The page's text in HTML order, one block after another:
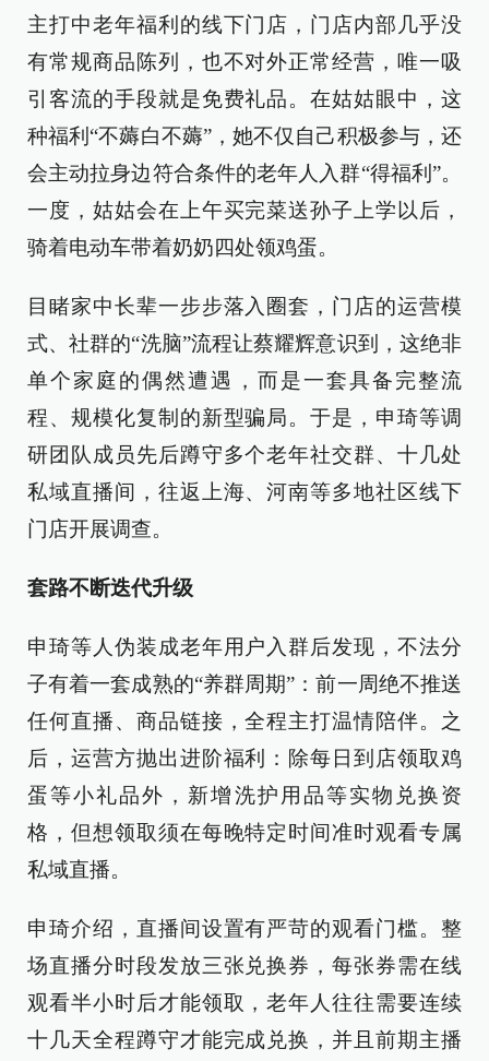
主打中老年福利的线下门店，门店内部几乎没
有常规商品陈列，也不对外正常经营，唯一吸
引客流的手段就是免费礼品。在姑姑眼中，这
种福利“不薅白不薅”，她不仅自己积极参与，还
会主动拉身边符合条件的老年人入群“得福利”。
一度，姑姑会在上午买完菜送孙子上学以后，
骑着电动车带着奶奶四处领鸡蛋。
目睹家中长辈一步步落入圈套，门店的运营模
式、社群的“洗脑”流程让蔡耀辉意识到，这绝非
单个家庭的偶然遭遇，而是一套具备完整流
程、规模化复制的新型骗局。于是，申琦等调
研团队成员先后蹲守多个老年社交群、十几处
私域直播间，往返上海、河南等多地社区线下
门店开展调查。
套路不断迭代升级
申琦等人伪装成老年用户入群后发现，不法分
子有着一套成熟的“养群周期”：前一周绝不推送
任何直播、商品链接，全程主打温情陪伴。之
后，运营方抛出进阶福利：除每日到店领取鸡
蛋等小礼品外，新增洗护用品等实物兑换资
格，但想领取须在每晚特定时间准时观看专属
私域直播。
申琦介绍，直播间设置有严苛的观看门槛。整
场直播分时段发放三张兑换券，每张券需在线
观看半小时后才能领取，老年人往往需要连续
十几天全程蹲守才能完成兑换，并且前期主播